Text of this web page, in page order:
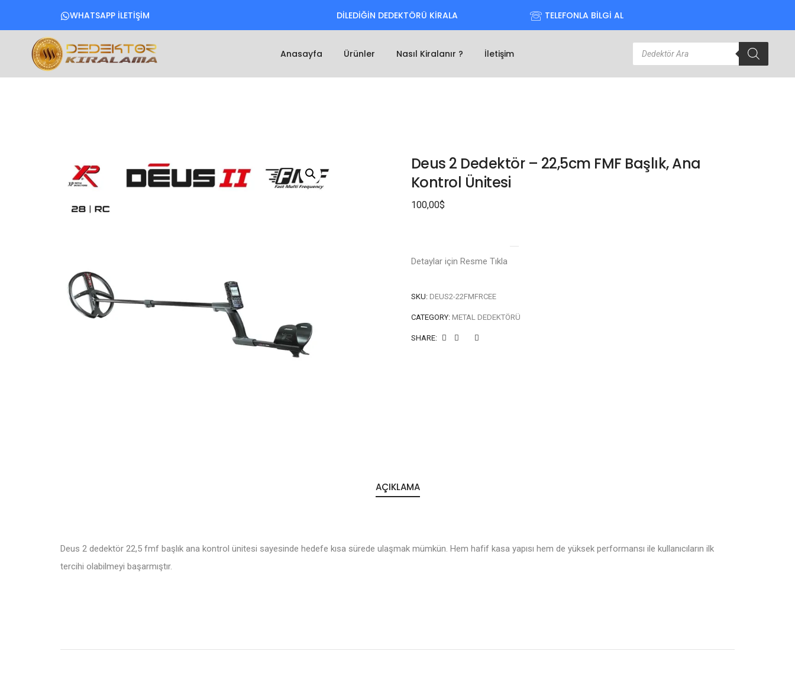
WHATSAPP İLETİŞİM DİLEDİĞİN DEDEKTÖRÜ KİRALA TELEFONLA BİLGİ AL
Anasayfa Ürünler Nasıl Kiralanır ? İletişim
Deus 2 Dedektör – 22,5cm FMF Başlık, Ana
Kontrol Ünitesi
100,00$
Detaylar için Resme Tıkla
SKU: DEUS2-22FMFRCEE
CATEGORY: METAL DEDEKTÖRÜ
SHARE:
AÇIKLAMA
Deus 2 dedektör 22,5 fmf başlık ana kontrol ünitesi sayesinde hedefe kısa sürede ulaşmak mümkün. Hem hafif kasa yapısı hem de yüksek performansı ile kullanıcıların ilk
tercihi olabilmeyi başarmıştır.